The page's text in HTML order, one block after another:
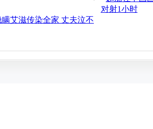
对射1小时
艾滋传染全家 丈夫泣不